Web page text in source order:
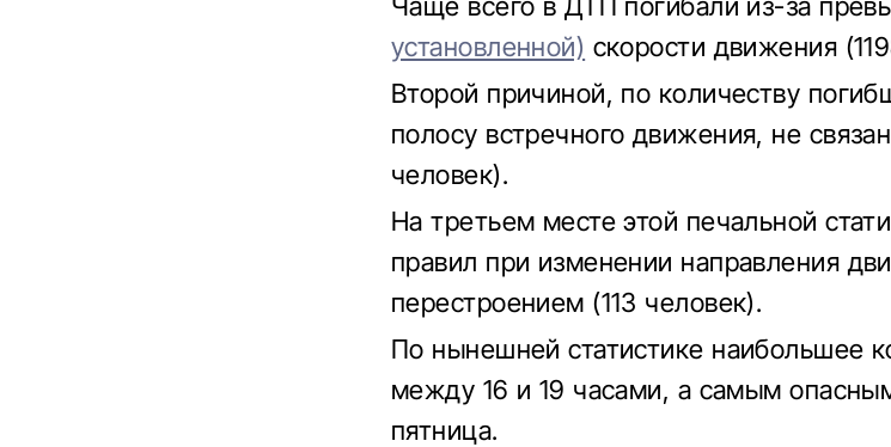
установленной) скорости движения
Второй причиной, по количеству
полосу встречного движения, не
человек).
На третьем месте этой печальной
правил при изменении направления
перестроением (113 человек).
По нынешней статистике наибольшее
между 16 и 19 часами, а самым
пятница.